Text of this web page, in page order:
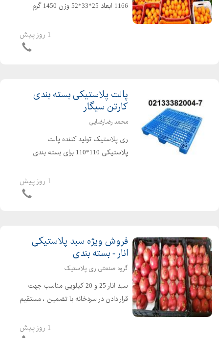
1166 ابعاد 25*33*52 وزن 1450 گرم
مرکبات،سبد ماست دبه ای،سبد خرما،
1 روز پیش
پالت پلاستیکی بسته بندی
کارتن سیگار
محمد رضارضایی
ری پلاستیک تولید کننده پالت
پلاستیکی 110*110 برای بسته بندی
- ۰۲۱۳۳۳۸۲۰۰۵ - ۰۲۱۳۳۳۸۲۰۰۴ -
1 روز پیش
فروش ویژه سبد پلاستیکی
انار - بسته بندی
گروه صنعتی ری پلاستیک
سبد انار 25 و 20 کیلویی مناسب جهت
قرار دادن در سردخانه با تضمین ، مستقیم
کنید گروه صنعتی ری پلاستیک: ۰۲۱۳۳۳۸۲۰۰۶
1 روز پیش